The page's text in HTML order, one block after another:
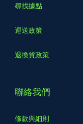
尋找據點
運送政策
退換貨政策
聯絡我們
條款與細則